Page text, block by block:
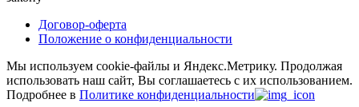
Договор-оферта
Положение о конфиденциальности
Мы используем cookie-файлы и Яндекс.Метрику. Продолжая
использовать наш сайт, Вы соглашаетесь с их использованием.
Подробнее в Политике конфиденциальности